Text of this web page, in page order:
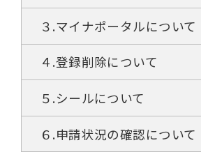
３.マイナポータルについて
４.登録削除について
５.シールについて
６.申請状況の確認について